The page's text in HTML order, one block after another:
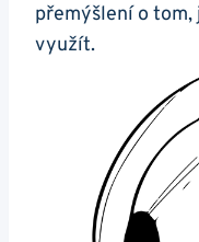
přemýšlení o
využít.